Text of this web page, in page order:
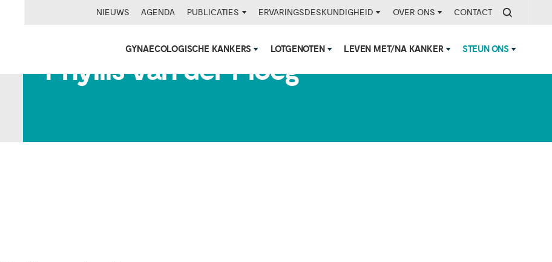
NIEUWS AGENDA PUBLICATIES ERVARINGSDESKUNDIGHEID OVER ONS CONTACT
GYNAECOLOGISCHE KANKERS LOTGENOTEN LEVEN MET/NA KANKER STEUN ONS
Phyllis van der Ploeg